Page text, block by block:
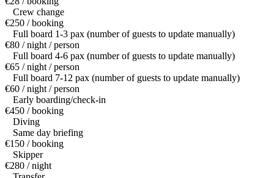
Crew change
€250 / booking
Full board 1-3 pax (number of guests to update manually)
€80 / night / person
Full board 4-6 pax (number of guests to update manually)
€65 / night / person
Full board 7-12 pax (number of guests to update manually)
€60 / night / person
Early boarding/check-in
€450 / booking
Diving
Same day briefing
€150 / booking
Skipper
€280 / night